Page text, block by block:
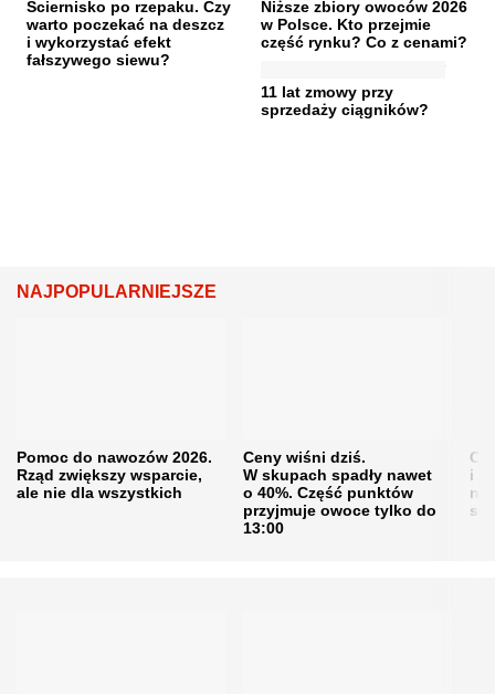
Ściernisko po rzepaku. Czy
warto poczekać na deszcz
i wykorzystać efekt
fałszywego siewu?
Niższe zbiory owoców 2026
w Polsce. Kto przejmie
część rynku? Co z cenami?
11 lat zmowy przy
sprzedaży ciągników?
NAJPOPULARNIEJSZE
Pomoc do nawozów 2026.
Rząd zwiększy wsparcie,
ale nie dla wszystkich
Ceny wiśni dziś.
W skupach spadły nawet
o 40%. Część punktów
przyjmuje owoce tylko do
13:00
i